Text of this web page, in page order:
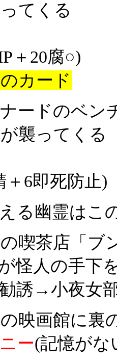
てくる
＋20腐○)
カード
ードのベ
が襲ってくる
＋6即死防止)
る幽霊はこ
喫茶店「ブ
怪人の手下
誘→小夜女
映画館に裏
ー(記憶がな